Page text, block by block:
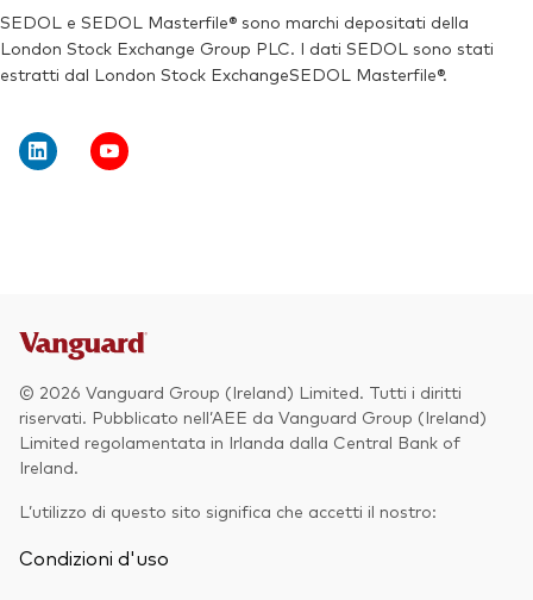
SEDOL: BKXH1S2
Ticker di borsa:VERX
SEDOL e SEDOL Masterfile® sono marchi depositati della
London Stock Exchange Group PLC. I dati SEDOL sono stati
estratti dal London Stock ExchangeSEDOL Masterfile®.
© 2026 Vanguard Group (Ireland) Limited. Tutti i diritti
riservati. Pubblicato nell’AEE da Vanguard Group (Ireland)
Limited regolamentata in Irlanda dalla Central Bank of
Ireland.
L’utilizzo di questo sito significa che accetti il nostro:
Condizioni d'uso